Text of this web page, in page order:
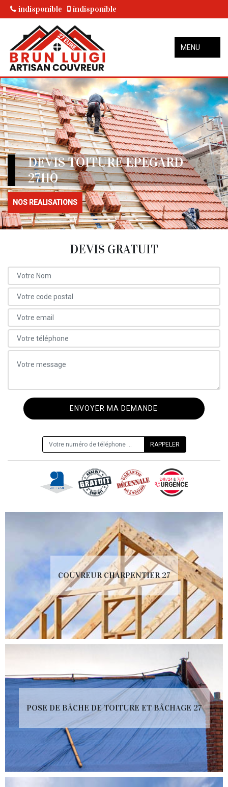
indisponible indisponible
MENU
DEVIS TOITURE EPEGARD
27110
NOS REALISATIONS
DEVIS GRATUIT
COUVREUR CHARPENTIER 27
POSE DE BÂCHE DE TOITURE ET BÂCHAGE 27